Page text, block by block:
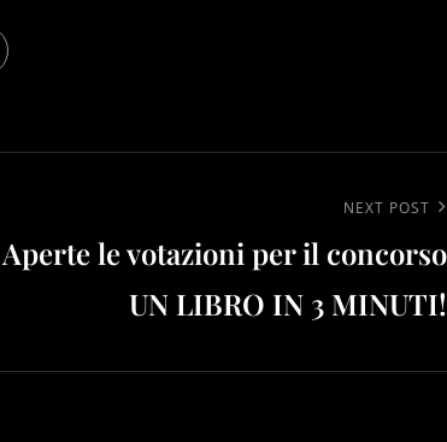
Post
NEXT POST
Aperte le votazioni per il concorso
UN LIBRO IN 3 MINUTI!